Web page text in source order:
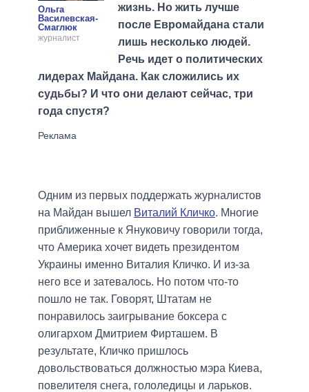
Ольга
Василевская-
Смаглюк
журналист
жизнь. Но жить лучше
после Евромайдана стали
лишь несколько людей.
Речь идет о политических
лидерах Майдана. Как сложились их
судьбы? И что они делают сейчас, три
года спустя?
Одним из первых поддержать журналистов
на Майдан вышел Виталий Кличко. Многие
приближенные к Януковичу говорили тогда,
что Америка хочет видеть президентом
Украины именно Виталия Кличко. И из-за
него все и затевалось. Но потом что-то
пошло не так. Говорят, Штатам не
понравилось заигрывание боксера с
олигархом Дмитрием Фирташем. В
результате, Кличко пришлось
довольствоваться должностью мэра Киева,
повелителя снега, гололедицы и ларьков.